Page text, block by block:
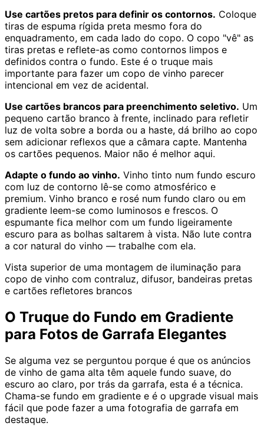
Use cartões pretos para definir os contornos. Coloque
tiras de espuma rígida preta mesmo fora do
enquadramento, em cada lado do copo. O copo "vê" as
tiras pretas e reflete-as como contornos limpos e
definidos contra o fundo. Este é o truque mais
importante para fazer um copo de vinho parecer
intencional em vez de acidental.
Use cartões brancos para preenchimento seletivo. Um
pequeno cartão branco à frente, inclinado para refletir
luz de volta sobre a borda ou a haste, dá brilho ao copo
sem adicionar reflexos que a câmara capte. Mantenha
os cartões pequenos. Maior não é melhor aqui.
Adapte o fundo ao vinho. Vinho tinto num fundo escuro
com luz de contorno lê-se como atmosférico e
premium. Vinho branco e rosé num fundo claro ou em
gradiente leem-se como luminosos e frescos. O
espumante fica melhor com um fundo ligeiramente
escuro para as bolhas saltarem à vista. Não lute contra
a cor natural do vinho — trabalhe com ela.
Vista superior de uma montagem de iluminação para
copo de vinho com contraluz, difusor, bandeiras pretas
e cartões refletores brancos
O Truque do Fundo em Gradiente
para Fotos de Garrafa Elegantes
Se alguma vez se perguntou porque é que os anúncios
de vinho de gama alta têm aquele fundo suave, do
escuro ao claro, por trás da garrafa, esta é a técnica.
Chama-se fundo em gradiente e é o upgrade visual mais
fácil que pode fazer a uma fotografia de garrafa em
destaque.